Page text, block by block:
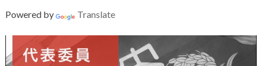
Powered by Translate